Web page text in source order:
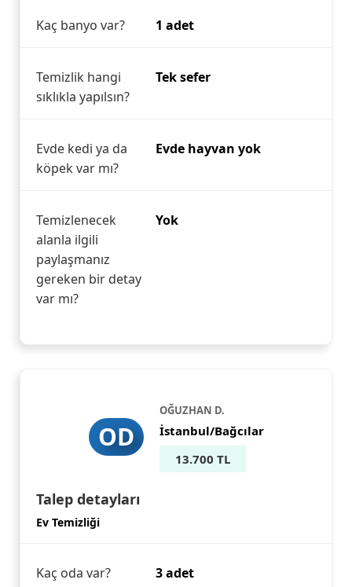
Kaç banyo var? 1 adet
Temizlik hangi
sıklıkla yapılsın?
Tek sefer
Evde kedi ya da
köpek var mı?
Evde hayvan yok
Temizlenecek
alanla ilgili
paylaşmanız
gereken bir detay
var mı?
Yok
OD
OĞUZHAN D.
İstanbul/Bağcılar
13.700 TL
Talep detayları
Ev Temizliği
Kaç oda var?
3 adet